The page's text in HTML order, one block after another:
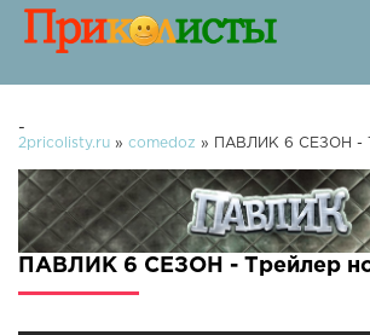
-
2pricolisty.ru » comedoz » ПАВЛИК 6 СЕЗОН -
ПАВЛИК 6 СЕЗОН - Трейлер